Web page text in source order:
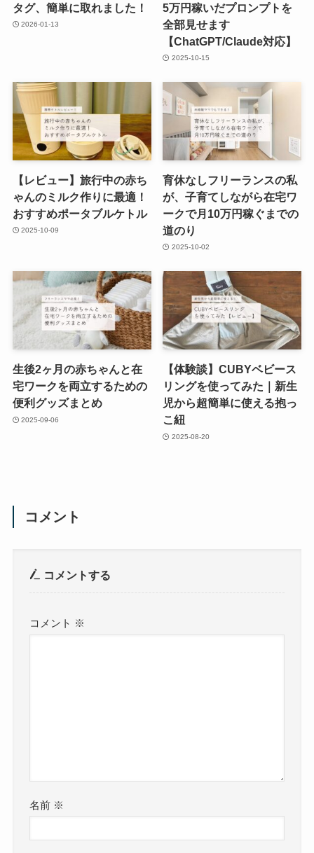
タグ、簡単に取れました！
2026-01-13
5万円稼いだプロンプトを
全部見せます
【ChatGPT/Claude対応】
2025-10-15
【レビュー】旅行中の赤ち
ゃんのミルク作りに最適！
おすすめポータブルケトル
2025-10-09
育休なしフリーランスの私
が、子育てしながら在宅ワ
ークで月10万円稼ぐまでの
道のり
2025-10-02
生後2ヶ月の赤ちゃんと在
宅ワークを両立するための
便利グッズまとめ
2025-09-06
【体験談】CUBYベビース
リングを使ってみた｜新生
児から超簡単に使える抱っ
こ紐
2025-08-20
コメント
コメントする
コメント ※
名前 ※